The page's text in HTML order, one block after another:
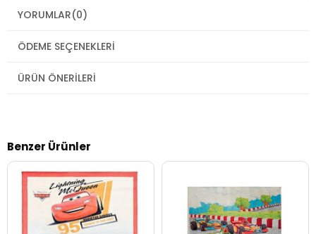
YORUMLAR(0)
ÖDEME SEÇENEKLERI
ÜRÜN ÖNERILERI
Benzer Ürünler